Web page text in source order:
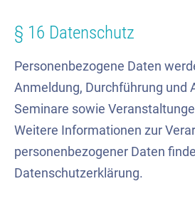
§ 16 Datenschutz
Personenbezogene Daten
Anmeldung, Durchführung und
Seminare sowie
Weitere Informationen zur
personenbezogener Daten
Datenschutzerklärung.